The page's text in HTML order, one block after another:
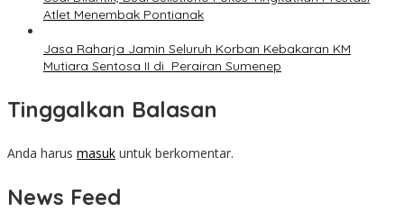
Atlet Menembak Pontianak
Jasa Raharja Jamin Seluruh Korban Kebakaran KM
Mutiara Sentosa II di Perairan Sumenep
Tinggalkan Balasan
Anda harus masuk untuk berkomentar.
News Feed